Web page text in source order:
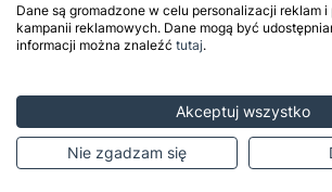
Dane są gromadzone w celu personalizacji reklam
kampanii reklamowych. Dane mogą być
informacji można znaleźć tutaj.
Akceptuj wszystko
Nie zgadzam się